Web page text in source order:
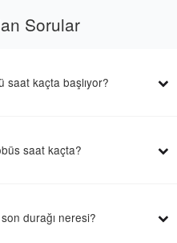
Sorular
saat kaçta başlıyor?
saat kaçta?
durağı neresi?